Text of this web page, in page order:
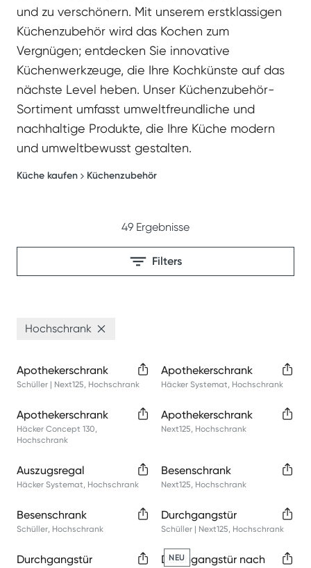
und zu verschönern. Mit unserem erstklassigen
Küchenzubehör wird das Kochen zum
Vergnügen; entdecken Sie innovative
Küchenwerkzeuge, die Ihre Kochkünste auf das
nächste Level heben. Unser Küchenzubehör-
Sortiment umfasst umweltfreundliche und
nachhaltige Produkte, die Ihre Küche modern
und umweltbewusst gestalten.
Küche kaufen Küchenzubehör
49 Ergebnisse
Filters
Hochschrank
Apothekerschrank
Schüller | Next125, Hochschrank
Apothekerschrank
Häcker Systemat, Hochschrank
Apothekerschrank
Häcker Concept 130,
Hochschrank
Apothekerschrank
Next125, Hochschrank
Auszugsregal
Häcker Systemat, Hochschrank
Besenschrank
Next125, Hochschrank
Besenschrank
Schüller, Hochschrank
Durchgangstür
Schüller | Next125, Hochschrank
Durchgangstür NEU
Durchgangstür nach